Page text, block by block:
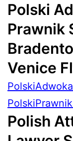
Polski
Prawnik
Venice
Polish